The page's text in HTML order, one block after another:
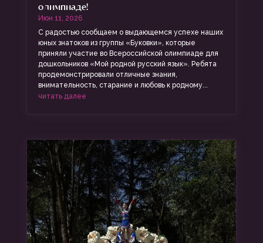
олимпиаде!
Июн 11, 2026
С радостью сообщаем о выдающемся успехе наших
юных знатоков из группы «Буковки», которые
приняли участие во Всероссийской олимпиаде для
дошкольников «Мой родной русский язык». Ребята
продемонстрировали отличные знания,
внимательность, старание и любовь к родному...
читать далее